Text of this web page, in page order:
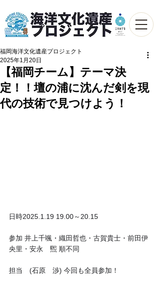
【福岡チーム】テーマ決
定！！壇の浦に沈んだ剣を現
代の技術で見つけよう！
福岡海洋文化遺産プロジェクト
2025年1月20日
日時2025.1.19 19.00～20.15
参加 井上千颯・織田哲也・古賀貴士・前田伊
央里・安永　煕 順不同
担当　(石原　渉) 今回も全員参加！